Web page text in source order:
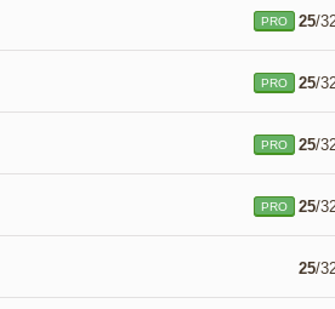
PRO 25/
PRO 25/
PRO 25/
PRO 25/
25/